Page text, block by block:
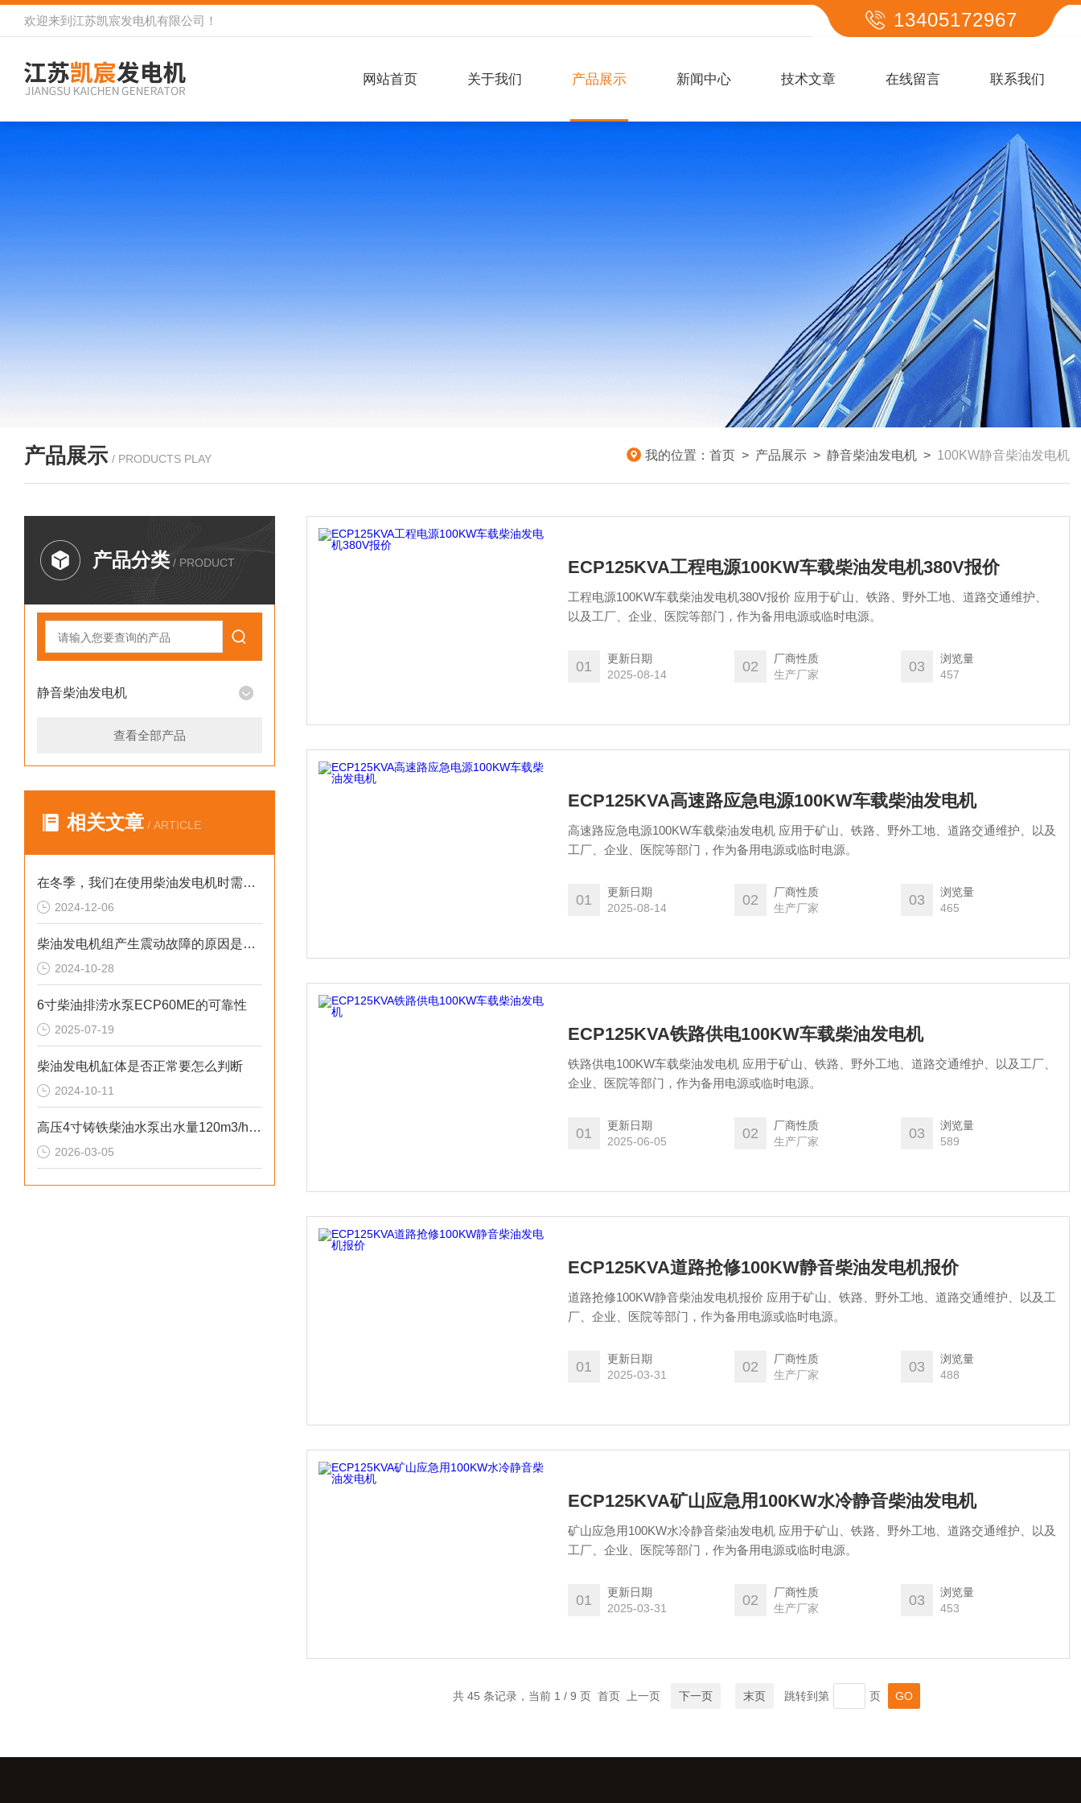
欢迎来到 江苏凯宸发电机有限公司 ！ 13405172967
网站首页 关于我们 产品展示 新闻中心 技术文章 在线留言 联系我们
产品展示 / PRODUCTS PLAY 我的位置： 首页 > 产品展示 > 静音柴油发电机 > 100KW静音柴油发电机
产品分类 / PRODUCT
静音柴油发电机
查看全部产品
相关文章 / ARTICLE
在冬季，我们在使用柴油发电机时需要注意什么呢？
2024-12-06
柴油发电机组产生震动故障的原因是什么？
2024-10-28
6寸柴油排涝水泵ECP60ME的可靠性
2025-07-19
柴油发电机缸体是否正常要怎么判断
2024-10-11
高压4寸铸铁柴油水泵出水量120m3/h参数
2026-03-05
ECP125KVA工程电源100KW车载柴油发电机380V报价
工程电源100KW车载柴油发电机380V报价 应用于矿山、铁路、野外工地、道路交通维护、
以及工厂、企业、医院等部门，作为备用电源或临时电源。
01
更新日期
2025-08-14
02
厂商性质
生产厂家
03
浏览量
457
ECP125KVA高速路应急电源100KW车载柴油发电机
高速路应急电源100KW车载柴油发电机 应用于矿山、铁路、野外工地、道路交通维护、以及
工厂、企业、医院等部门，作为备用电源或临时电源。
01
更新日期
2025-08-14
02
厂商性质
生产厂家
03
浏览量
465
ECP125KVA铁路供电100KW车载柴油发电机
铁路供电100KW车载柴油发电机 应用于矿山、铁路、野外工地、道路交通维护、以及工厂、
企业、医院等部门，作为备用电源或临时电源。
01
更新日期
2025-06-05
02
厂商性质
生产厂家
03
浏览量
589
ECP125KVA道路抢修100KW静音柴油发电机报价
道路抢修100KW静音柴油发电机报价 应用于矿山、铁路、野外工地、道路交通维护、以及工
厂、企业、医院等部门，作为备用电源或临时电源。
01
更新日期
2025-03-31
02
厂商性质
生产厂家
03
浏览量
488
ECP125KVA矿山应急用100KW水冷静音柴油发电机
矿山应急用100KW水冷静音柴油发电机 应用于矿山、铁路、野外工地、道路交通维护、以及
工厂、企业、医院等部门，作为备用电源或临时电源。
01
更新日期
2025-03-31
02
厂商性质
生产厂家
03
浏览量
453
共 45 条记录，当前 1 / 9 页 首页 上一页 下一页 末页 跳转到第 页